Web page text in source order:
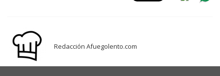
Redacción Afuegolento.com